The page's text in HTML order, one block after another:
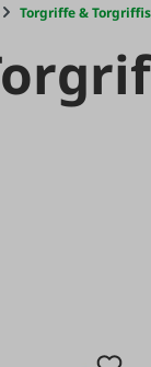
Torgriffe &